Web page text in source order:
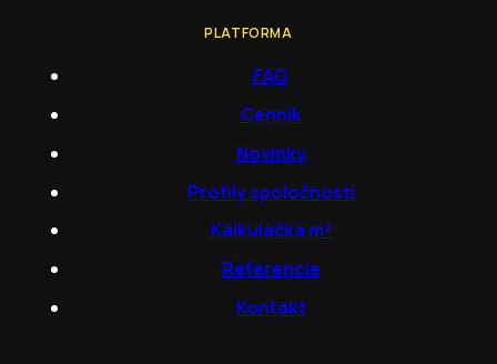
PLATFORMA
FAQ
Cenník
Novinky
Profily spoločností
Kalkulačka m²
Referencie
Kontakt